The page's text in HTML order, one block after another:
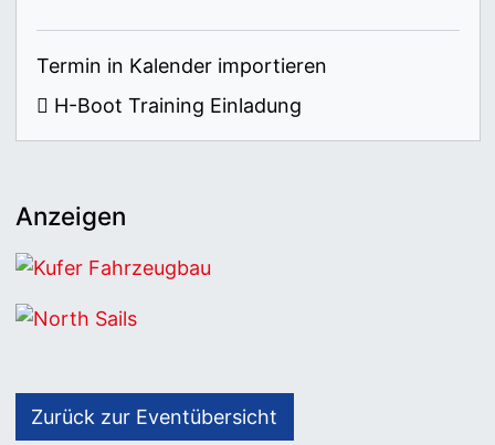
Termin in Kalender importieren
H-Boot Training Einladung
Anzeigen
Zurück zur Eventübersicht